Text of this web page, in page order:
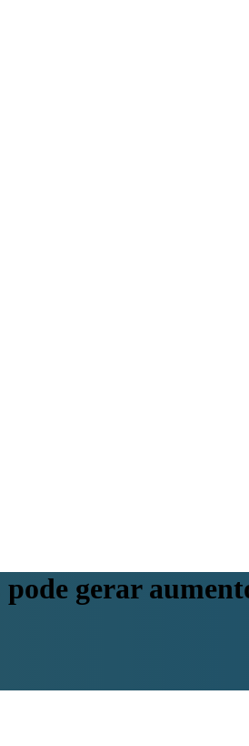
gerar